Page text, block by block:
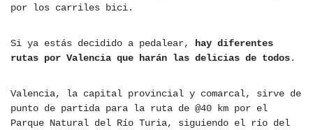
por los carriles bici.
Si ya estás decidido a pedalear, hay diferentes
rutas por Valencia que harán las delicias de todos.
Valencia, la capital provincial y comarcal, sirve de
punto de partida para la ruta de @40 km por el
Parque Natural del Río Turia, siguiendo el río del